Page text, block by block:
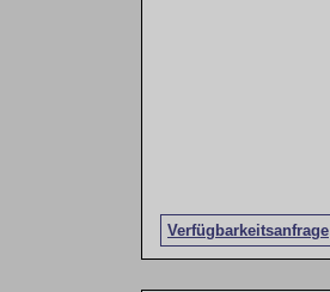
Verfügbarkeitsanfrage